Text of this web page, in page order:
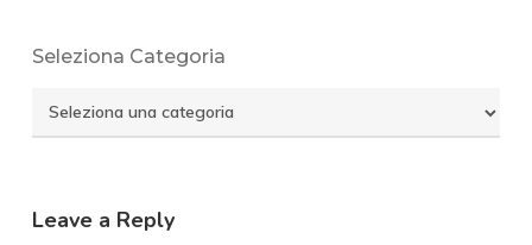
Seleziona Categoria
Seleziona
Categoria
Leave a Reply